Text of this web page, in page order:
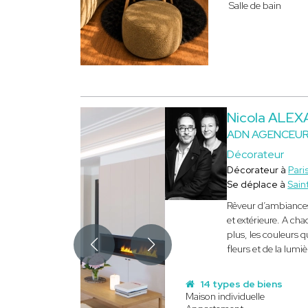
Salle de bain
Nicola
ADN
Décorateur
Décorateur à
Se déplace à
Rêveur
et extérieure. A
plus, les couleurs
fleurs et de la
14 types de biens
Maison individuelle